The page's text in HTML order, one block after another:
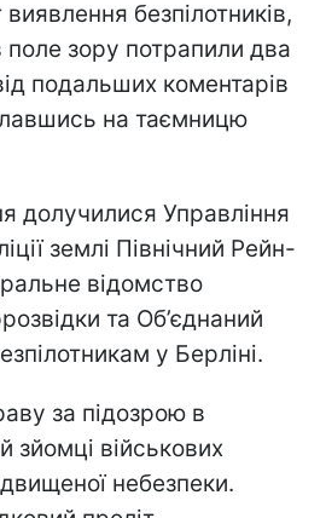
безпілотників,
зору потрапили два
подальших коментарів
на таємницю
долучилися Управління
землі Північний Рейн-
відомство
та Об’єднаний
у Берліні.
за підозрою в
зйомці військових
небезпеки.